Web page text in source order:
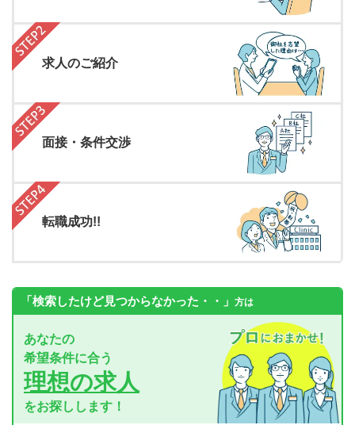
求人のご紹介
面接・条件交渉
転職成功!!
「検索したけど見つからなかった・・」 方は
あなたの
希望条件に合う
理想の求人
をお探しします！